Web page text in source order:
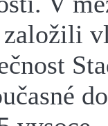
založili